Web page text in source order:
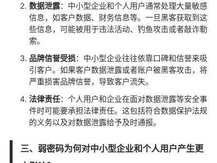
数据泄露：中小型企业和个人用户通常处理大量敏感
信息，如客户数据、财务信息等。一旦黑客获取到这
些信息，可能被用于违法活动、钓鱼攻击或者敲诈勒
索。
品牌信誉受损 ：中小型企业往往依靠口碑和信誉来吸
引客户。如果客户数据泄露或者账户被黑客攻击，将
严重损害品牌信誉，导致客户流失。
法律责任：个人用户和企业在面对数据泄露等安全事
件时可能要承担法律责任。这包括符合数据保护法规
的义务以及对数据泄露给予及时通报。
三、弱密码为何对中小型企业和个人用户产生更